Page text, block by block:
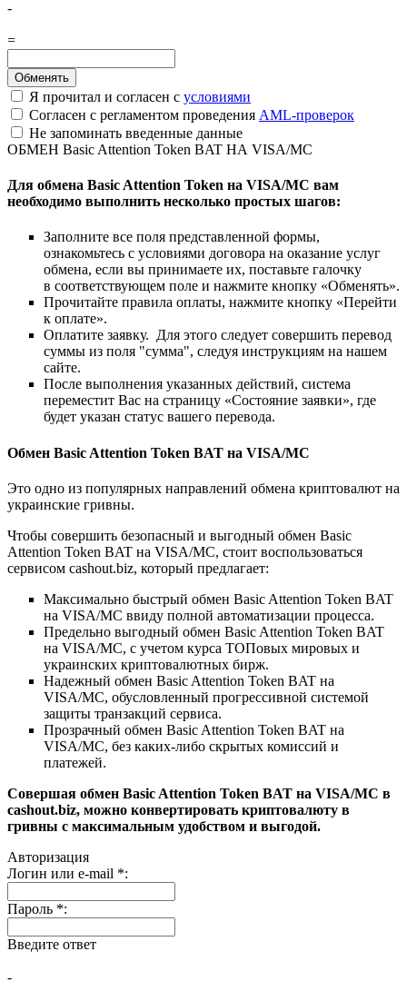
-
=
Я прочитал и согласен с условиями
Согласен с регламентом проведения AML-проверок
Не запоминать введенные данные
ОБМЕН Basic Attention Token BAT НА VISA/MC
Для обмена Basic Attention Token на VISA/MC вам
необходимо выполнить несколько простых шагов:
Заполните все поля представленной формы,
ознакомьтесь с условиями договора на оказание услуг
обмена, если вы принимаете их, поставьте галочку
в соответствующем поле и нажмите кнопку «Обменять».
Прочитайте правила оплаты, нажмите кнопку «Перейти
к оплате».
Оплатите заявку. Для этого следует совершить перевод
суммы из поля "сумма", следуя инструкциям на нашем
сайте.
После выполнения указанных действий, система
переместит Вас на страницу «Состояние заявки», где
будет указан статус вашего перевода.
Обмен Basic Attention Token BAT на VISA/MC
Это одно из популярных направлений обмена криптовалют на
украинские гривны.
Чтобы совершить безопасный и выгодный обмен Basic
Attention Token BAT на VISA/MC, стоит воспользоваться
сервисом cashout.biz, который предлагает:
Максимально быстрый обмен Basic Attention Token BAT
на VISA/MC ввиду полной автоматизации процесса.
Предельно выгодный обмен Basic Attention Token BAT
на VISA/MC, с учетом курса ТОПовых мировых и
украинских криптовалютных бирж.
Надежный обмен Basic Attention Token BAT на
VISA/MC, обусловленный прогрессивной системой
защиты транзакций сервиса.
Прозрачный обмен Basic Attention Token BAT на
VISA/MC, без каких-либо скрытых комиссий и
платежей.
Совершая обмен Basic Attention Token BAT на VISA/MC в
cashout.biz, можно конвертировать криптовалюту в
гривны с максимальным удобством и выгодой.
Авторизация
Логин или e-mail *:
Пароль *:
Введите ответ
-